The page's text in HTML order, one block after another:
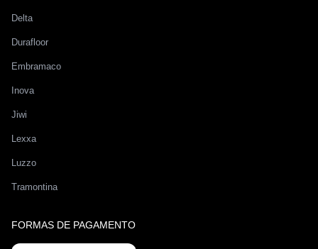
Delta
Durafloor
Embramaco
Inova
Jiwi
Lexxa
Luzzo
Tramontina
FORMAS DE PAGAMENTO